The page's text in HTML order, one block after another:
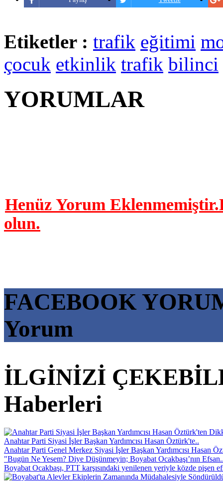
Etiketler : trafik eğitimi
çocuk etkinlik trafik bilinci
YORUMLAR
Henüz Yorum
olun.
FACEBOOK
Yorum
İLGİNİZİ
Haberleri
Anahtar Parti Siyasi İşler Başkan Yardımcısı Hasan Öztürk'te..
Anahtar Parti Genel Merkez Siyasi İşler Başkan Yardımcısı Hasan
"Bugün Ne Yesem? Diye Düşünmeyin; Boyabat Ocakbaşı’nın
Boyabat Ocakbaşı, PTT karşısındaki yenilenen yeriyle közde pişen